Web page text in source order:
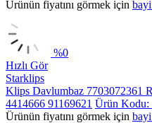
Ürünün fiyatını görmek için
%0
Hızlı Gör
Starklips
Klips Davlumbaz 7703072361
4414666 91169621 Ürün Kodu:
Ürünün fiyatını görmek için